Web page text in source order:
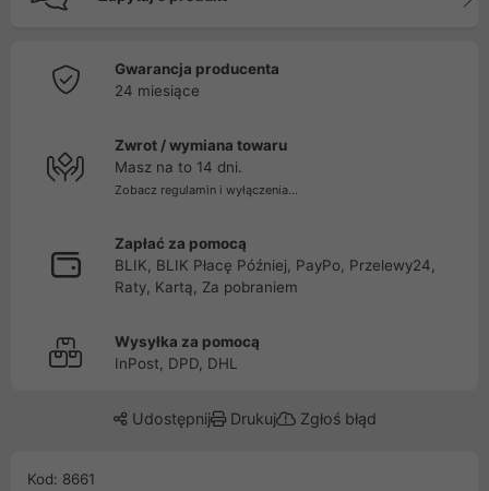
Gwarancja producenta
24 miesiące
Zwrot / wymiana towaru
Masz na to 14 dni.
Zobacz regulamin i wyłączenia...
Zapłać za pomocą
BLIK, BLIK Płacę Później, PayPo, Przelewy24,
Raty, Kartą, Za pobraniem
Wysyłka za pomocą
InPost, DPD, DHL
Udostępnij Drukuj Zgłoś błąd
Kod: 8661